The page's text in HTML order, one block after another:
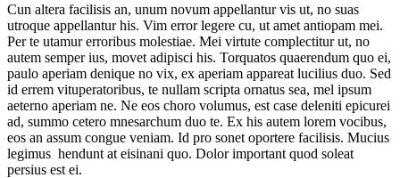
Cun altera facilisis an, unum novum appellantur vis ut, no suas
utroque appellantur his. Vim error legere cu, ut amet antiopam mei.
Per te utamur erroribus molestiae. Mei virtute complectitur ut, no
autem semper ius, movet adipisci his. Torquatos quaerendum quo ei,
paulo aperiam denique no vix, ex aperiam appareat lucilius duo. Sed
id errem vituperatoribus, te nullam scripta ornatus sea, mel ipsum
aeterno aperiam ne. Ne eos choro volumus, est case deleniti epicurei
ad, summo cetero mnesarchum duo te. Ex his autem lorem vocibus,
eos an assum congue veniam. Id pro sonet oportere facilisis. Mucius
legimus hendunt at eisinani quo. Dolor important quod soleat
persius est ei.